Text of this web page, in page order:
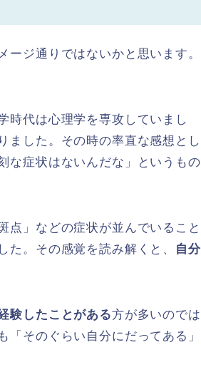
ジ通りではないかと思います。
時代は心理学を専攻していまし
ました。その時の率直な感想とし
な症状はないんだな」というもの
点」などの症状が並んでいること
。その感覚を読み解くと、
自分
験したことがある方が多いのでは
そのぐらい自分にだってある」